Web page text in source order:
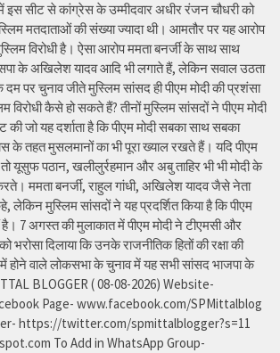
इस सीट से कांग्रेस के उम्मीदवार अधीर रंजन चौधरी को
मतदाताओं की संख्या ज्यादा थी। आमतौर पर यह आरोप
विरोधी है। ऐसा आरोप ममता बनर्जी के साथ साथ
के अखिलेश यादव आदि भी लगाते हैं, लेकिन सवाल उठता
पर चुनाव जीते मुस्लिम सांसद ही पीएम मोदी की प्रशंसा
विरोधी कैसे हो सकते हैं? तीनों मुस्लिम सांसदों ने पीएम मोदी
जो यह दर्शाता है कि पीएम मोदी सबका साथ सबका
के तहत मुसलमानों का भी पूरा ख्याल रखते हैं। यदि पीएम
तो यूसुफ पठान, खलीलुर्रहमान और अबु ताहिर भी भी मोदी के
ममता बनर्जी, राहुल गांधी, अखिलेश यादव जैसे नेता
लेकिन मुस्लिम सांसदों ने यह प्रदर्शित किया है कि पीएम
है। 7 अगस्त की मुलाकात में पीएम मोदी ने टीएमसी और
दिलाया कि उनके राजनीतिक हितों की रक्षा की
में होने वाले लोकसभा के चुनाव में यह सभी सांसद भाजपा के
BLOGGER ( 08-08-2026) Website-
Page- www.facebook.com/SPMittalblog
https://twitter.com/spmittalblogger?s=11
To Add in WhatsApp Group-